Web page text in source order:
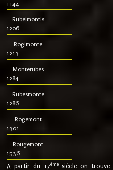
1144
Rubeimontis
1206
Rogimonte
1213
Monterubes
1284
Rubesmonte
1286
Rogemont
1301
Rougemont
1536
A partir du 17ème siècle on trouve